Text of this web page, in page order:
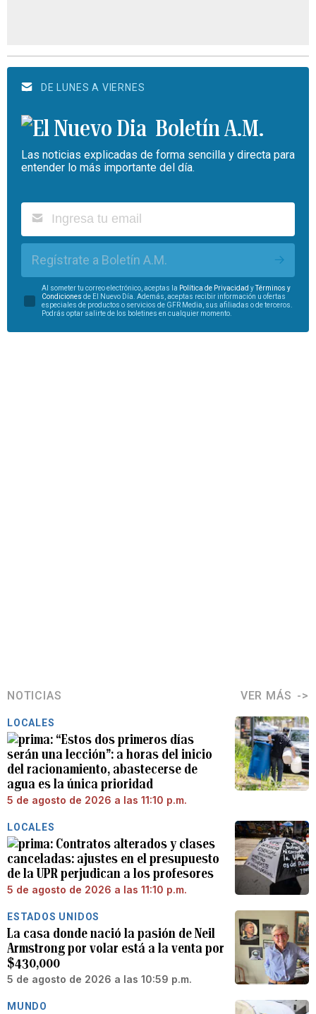
DE LUNES A VIERNES
Boletín A.M.
Las noticias explicadas de forma sencilla y directa para
entender lo más importante del día.
Regístrate a Boletín A.M.
Al someter tu correo electrónico, aceptas la Política de Privacidad yTérminos y
Condiciones de El Nuevo Día. Además, aceptas recibir información u ofertas
especiales de productos o servicios de GFR Media, sus afiliadas o de terceros.
Podrás optar salirte de los boletines en cualquier momento.
NOTICIAS VER MÁS
LOCALES
“Estos dos primeros días
serán una lección”: a horas del inicio
del racionamiento, abastecerse de
agua es la única prioridad
5 de agosto de 2026 a las 11:10 p.m.
LOCALES
Contratos alterados y clases
canceladas: ajustes en el presupuesto
de la UPR perjudican a los profesores
5 de agosto de 2026 a las 11:10 p.m.
ESTADOS UNIDOS
La casa donde nació la pasión de Neil
Armstrong por volar está a la venta por
$430,000
5 de agosto de 2026 a las 10:59 p.m.
MUNDO